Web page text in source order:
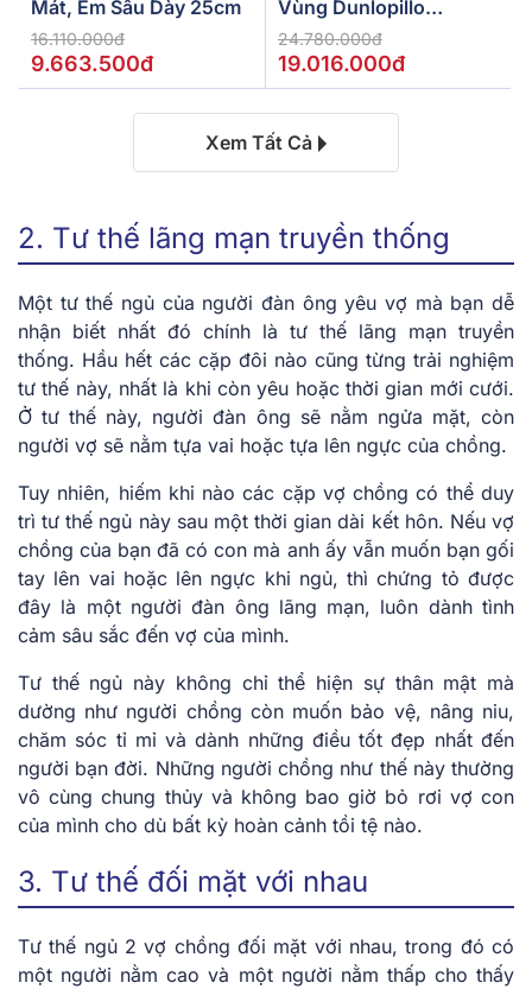
Mát, Êm Sâu Dày 25cm
16.110.000đ
9.663.500đ
Vùng Dunlopillo
De.Stress Powerful
24.780.000đ
19.016.000đ
Xem Tất Cả
2. Tư thế lãng mạn truyền thống
Một tư thế ngủ của người đàn ông yêu vợ mà bạn dễ
nhận biết nhất đó chính là tư thế lãng mạn truyền
thống. Hầu hết các cặp đôi nào cũng từng trải nghiệm
tư thế này, nhất là khi còn yêu hoặc thời gian mới cưới.
Ở tư thế này, người đàn ông sẽ nằm ngửa mặt, còn
người vợ sẽ nằm tựa vai hoặc tựa lên ngực của chồng.
Tuy nhiên, hiếm khi nào các cặp vợ chồng có thể duy
trì tư thế ngủ này sau một thời gian dài kết hôn. Nếu vợ
chồng của bạn đã có con mà anh ấy vẫn muốn bạn gối
tay lên vai hoặc lên ngực khi ngủ, thì chứng tỏ được
đây là một người đàn ông lãng mạn, luôn dành tình
cảm sâu sắc đến vợ của mình.
Tư thế ngủ này không chỉ thể hiện sự thân mật mà
dường như người chồng còn muốn bảo vệ, nâng niu,
chăm sóc tỉ mỉ và dành những điều tốt đẹp nhất đến
người bạn đời. Những người chồng như thế này thường
vô cùng chung thủy và không bao giờ bỏ rơi vợ con
của mình cho dù bất kỳ hoàn cảnh tồi tệ nào.
3. Tư thế đối mặt với nhau
Tư thế ngủ 2 vợ chồng đối mặt với nhau, trong đó có
một người nằm cao và một người nằm thấp cho thấy